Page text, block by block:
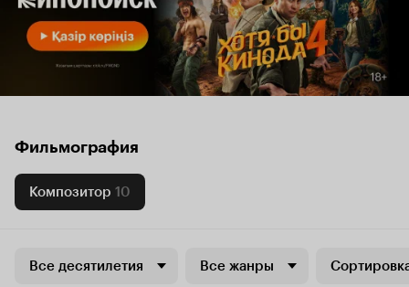
Фильмография
Композитор 10
Все десятилетия Все жанры